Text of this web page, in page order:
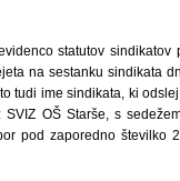
statutov
na sestanku sindikata
tudi ime sindikata, ki
OŠ Starše, s
pod zaporedno številko